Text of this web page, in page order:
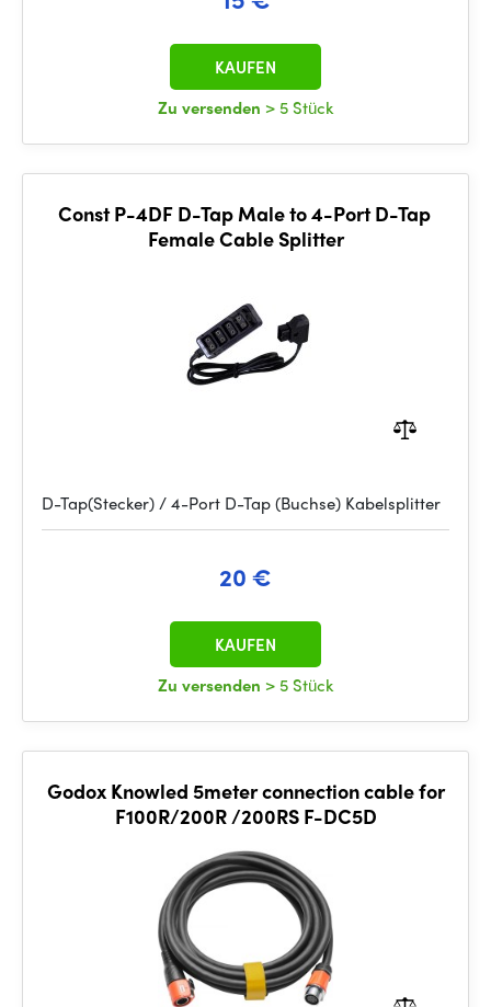
Zu versenden > 5 Stück
KAUFEN
Const P-4DF D-Tap Male to 4-Port D-Tap
Female Cable Splitter
D-Tap(Stecker) / 4-Port D-Tap (Buchse) Kabelsplitter
20 €
Zu versenden > 5 Stück
KAUFEN
Godox Knowled 5meter connection cable for
F100R/200R /200RS F-DC5D